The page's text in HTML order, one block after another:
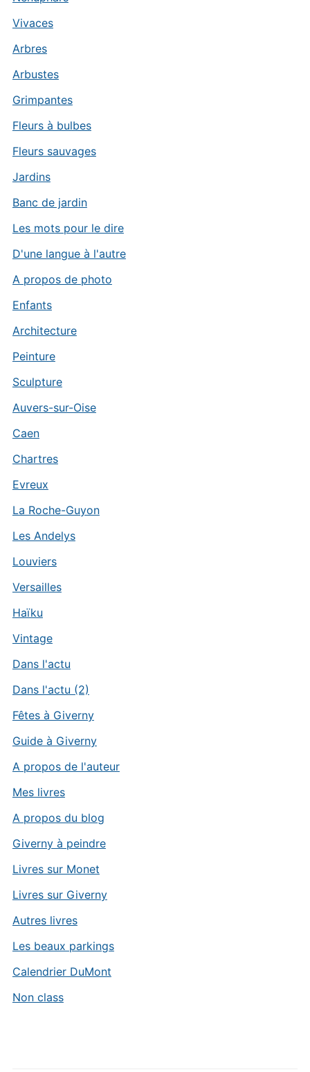
Vivaces
Arbres
Arbustes
Grimpantes
Fleurs à bulbes
Fleurs sauvages
Jardins
Banc de jardin
Les mots pour le dire
D'une langue à l'autre
A propos de photo
Enfants
Architecture
Peinture
Sculpture
Auvers-sur-Oise
Caen
Chartres
Evreux
La Roche-Guyon
Les Andelys
Louviers
Versailles
Haïku
Vintage
Dans l'actu
Dans l'actu (2)
Fêtes à Giverny
Guide à Giverny
A propos de l'auteur
Mes livres
A propos du blog
Giverny à peindre
Livres sur Monet
Livres sur Giverny
Autres livres
Les beaux parkings
Calendrier DuMont
Non class